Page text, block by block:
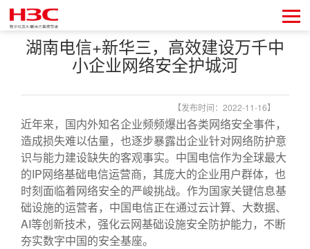
湖南电信+新华三，高效建设万千中
小企业网络安全护城河
【发布时间：2022-11-16】
近年来，国内外知名企业频频爆出各类网络安全事件，
造成损失难以估量，也逐步暴露出企业针对网络防护意
识与能力建设缺失的客观事实。中国电信作为全球最大
的IP网络基础电信运营商，其庞大的企业用户群体，也
时刻面临着网络安全的严峻挑战。作为国家关键信息基
础设施的运营者，中国电信正在通过云计算、大数据、
AI等创新技术，强化云网基础设施安全防护能力，不断
夯实数字中国的安全基座。